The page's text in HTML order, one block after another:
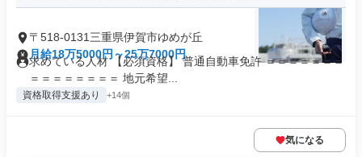
〒518-0131三重県伊賀市ゆめが丘
月給18万5000円～25万7000円
求めている人材 【必須資格】 普通自動車免許 ＝＝＝＝＝＝＝
＝＝＝＝＝＝＝＝ 地元希望...
資格取得支援あり +14個
気になる